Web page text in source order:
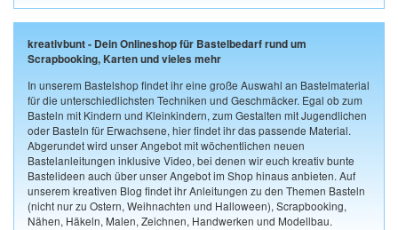
kreativbunt - Dein Onlineshop für Bastelbedarf rund um
Scrapbooking, Karten und vieles mehr
In unserem Bastelshop findet ihr eine große Auswahl an Bastelmaterial
für die unterschiedlichsten Techniken und Geschmäcker. Egal ob zum
Basteln mit Kindern und Kleinkindern, zum Gestalten mit Jugendlichen
oder Basteln für Erwachsene, hier findet ihr das passende Material.
Abgerundet wird unser Angebot mit wöchentlichen neuen
Bastelanleitungen inklusive Video, bei denen wir euch kreativ bunte
Bastelideen auch über unser Angebot im Shop hinaus anbieten. Auf
unserem kreativen Blog findet ihr Anleitungen zu den Themen Basteln
(nicht nur zu Ostern, Weihnachten und Halloween), Scrapbooking,
Nähen, Häkeln, Malen, Zeichnen, Handwerken und Modellbau.